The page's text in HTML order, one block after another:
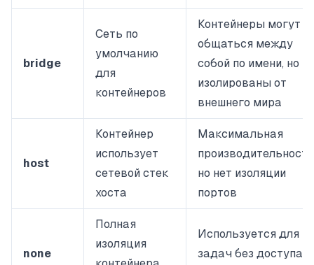
bridge
Сеть по
умолчанию
для
контейнеров
Контейнеры могут
общаться между
собой по имени, но
изолированы от
внешнего мира
host
Контейнер
использует
сетевой стек
хоста
Максимальная
но нет изоляции
портов
none
Полная
изоляция
Используется для
задач без доступа к